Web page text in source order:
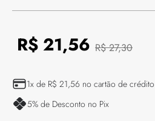
R$21,56 R$ 27,30
1x de R$ 21,56 no cartão de crédito
5% de Desconto no Pix